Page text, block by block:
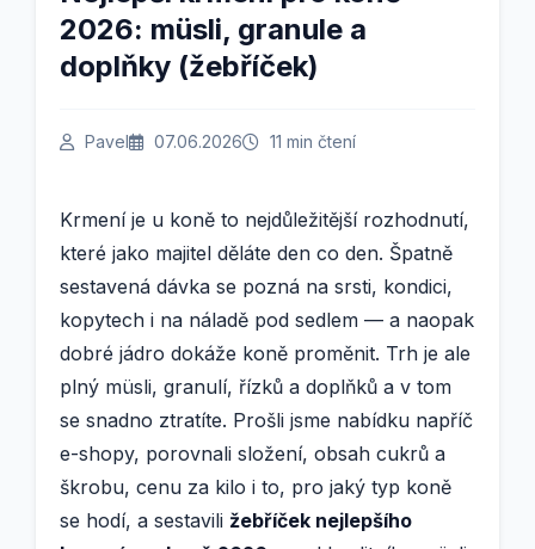
2026: müsli, granule a
doplňky (žebříček)
Pavel 07.06.2026 11 min čtení
Krmení je u koně to nejdůležitější rozhodnutí,
které jako majitel děláte den co den. Špatně
sestavená dávka se pozná na srsti, kondici,
kopytech i na náladě pod sedlem — a naopak
dobré jádro dokáže koně proměnit. Trh je ale
plný müsli, granulí, řízků a doplňků a v tom
se snadno ztratíte. Prošli jsme nabídku napříč
e-shopy, porovnali složení, obsah cukrů a
škrobu, cenu za kilo i to, pro jaký typ koně
se hodí, a sestavili žebříček nejlepšího